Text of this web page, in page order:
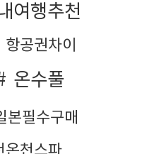
여행추천
항공권차이
온수풀
본필수구매